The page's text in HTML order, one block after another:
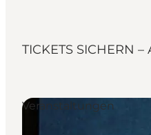
TICKETS SICHERN
Veranstaltungen